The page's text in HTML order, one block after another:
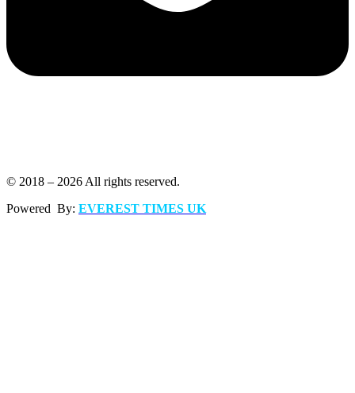
© 2018 – 2026 All rights reserved.
Powered By: EVEREST TIMES UK